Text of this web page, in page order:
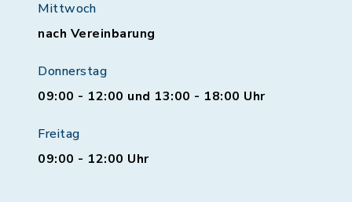
Mittwoch
nach Vereinbarung
Donnerstag
09:00 - 12:00 und 13:00 - 18:00 Uhr
Freitag
09:00 - 12:00 Uhr